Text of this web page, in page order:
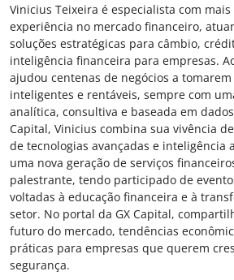
Vinicius Teixeira é especialista com
experiência no mercado financeiro,
soluções estratégicas para câmbio,
inteligência financeira para empresas.
ajudou centenas de negócios a
inteligentes e rentáveis, sempre com
analítica, consultiva e baseada em
Capital, Vinicius combina sua vivência
de tecnologias avançadas e inteligência
uma nova geração de serviços
palestrante, tendo participado de
voltadas à educação financeira e à
setor. No portal da GX Capital,
futuro do mercado, tendências
práticas para empresas que querem
segurança.